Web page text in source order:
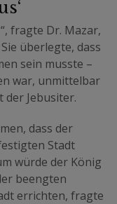
fragte Dr. Mazar,
überlegte, dass
sein musste –
war, unmittelbar
Jebusiter.
dass der
Stadt
würde der König
beengten
errichten, fragte